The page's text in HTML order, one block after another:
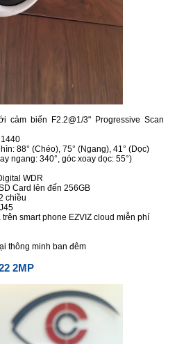
cảm biến F2.2@1/3" Progressive Scan
88° (Chéo), 75° (Ngang), 41° (Dọc)
ngang: 340°, góc xoay dọc: 55°)
WDR
Card lên đến 256GB
chiều
smart phone EZVIZ cloud miễn phí
thông minh ban đêm
2MP